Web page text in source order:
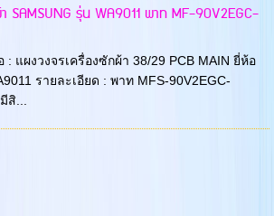
SAMSUNG รุ่น WA9011 พาท MF-90V2EGC-
: แผงวงจรเครื่องซักผ้า 38/29 PCB MAIN ยี่ห้อ
รายละเอียด : พาท MFS-90V2EGC-
สิ...